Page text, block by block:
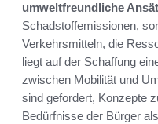
umweltfreundliche
Schadstoffemissionen,
Verkehrsmitteln, die
liegt auf der Schaffung
zwischen Mobilität und
sind gefordert, Konzepte
Bedürfnisse der Bürger